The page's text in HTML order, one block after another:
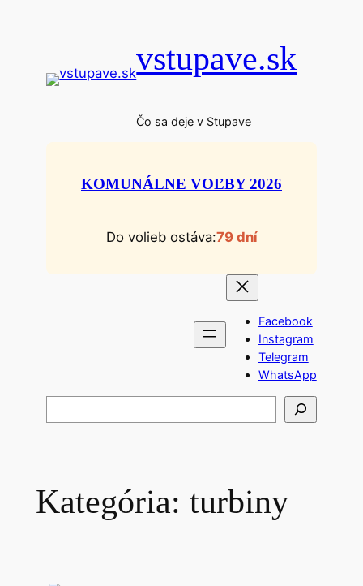
vstupave.sk
Čo sa deje v Stupave
KOMUNÁLNE VOĽBY 2026
Do volieb ostáva:79 dní
Facebook
Instagram
Telegram
WhatsApp
ľ
a
ť
Kategória: turbiny